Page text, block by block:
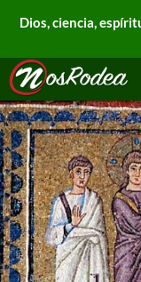
Dios, ciencia,
Nos Rodea
Search